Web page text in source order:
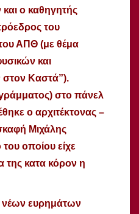
ο καθηγητής
του
ΑΠΘ (με θέμα
και
Καστά”).
στο πάνελ
ο αρχιτέκτονας –
Μιχάλης
οποίου είχε
της κατα κόρον η
ευρημάτων